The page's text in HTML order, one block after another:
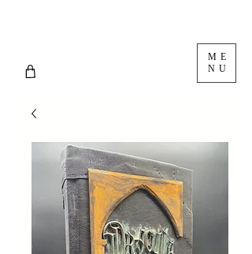
ME
NU